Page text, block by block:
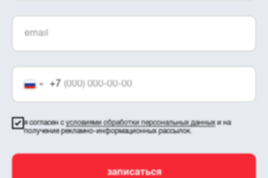
+7
я согласен сусловиями обработки персональных данных и на
получение рекламно-информационных рассылок.
записаться